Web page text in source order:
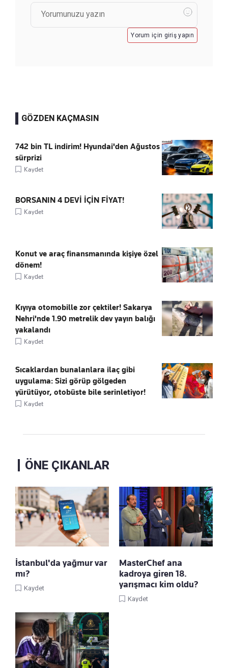
Yorum için giriş yapın
GÖZDEN KAÇMASIN
742 bin TL indirim! Hyundai'den Ağustos
sürprizi
Kaydet
BORSANIN 4 DEVİ İÇİN FİYAT!
Kaydet
Konut ve araç finansmanında kişiye özel
dönem!
Kaydet
Kıyıya otomobille zor çektiler! Sakarya
Nehri'nde 1.90 metrelik dev yayın balığı
yakalandı
Kaydet
Sıcaklardan bunalanlara ilaç gibi
uygulama: Sizi görüp gölgeden
yürütüyor, otobüste bile serinletiyor!
Kaydet
ÖNE ÇIKANLAR
İstanbul'da yağmur var
mı?
Kaydet
MasterChef ana
kadroya giren 18.
yarışmacı kim oldu?
Kaydet